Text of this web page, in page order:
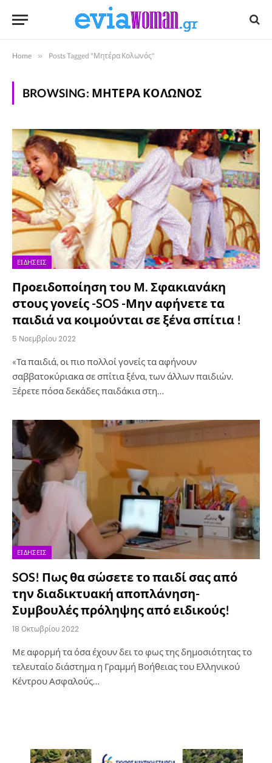
Home » Posts Tagged "Μητέρα Κολωνός"
BROWSING: ΜΗΤΈΡΑ ΚΟΛΩΝΌΣ
ΕΙΔΉΣΕΙΣ
Προειδοποίηση του Μ. Σφακιανάκη
στους γονείς -SOS -Μην αφήνετε τα
παιδιά να κοιμούνται σε ξένα σπίτια !
5 Νοεμβρίου 2022
«Τα παιδιά, οι πιο πολλοί γονείς τα αφήνουν
σαββατοκύριακα σε σπίτια ξένα, των άλλων παιδιών.
Ξέρετε πόσα δεκάδες παιδάκια στη…
ΕΙΔΉΣΕΙΣ
SOS! Πως θα σώσετε το παιδί σας από
την διαδικτυακή αποπλάνηση-
Συμβουλές πρόληψης από ειδικούς!
18 Οκτωβρίου 2022
Με αφορμή τα όσα έχουν δει το φως της δημοσιότητας το
τελευταίο διάστημα η Γραμμή Βοήθειας του Ελληνικού
Κέντρου Ασφαλούς…